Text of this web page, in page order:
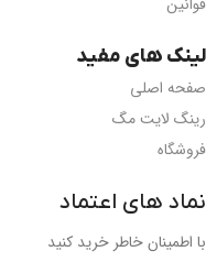
لینک های مفید
صفحه اصلی
رینگ لایت مگ
فروشگاه
نماد های اعتماد
با اطمینان خاطر خرید کنید